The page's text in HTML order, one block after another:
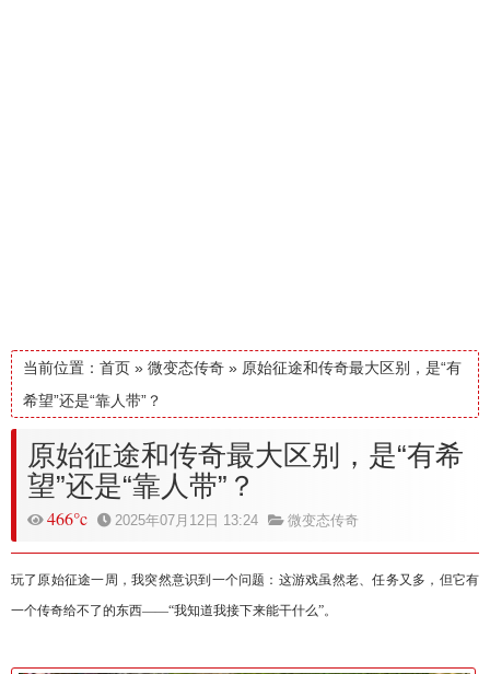
当前位置： 首页 » 微变态传奇 » 原始征途和传奇最大区别，是“有
希望”还是“靠人带”？
原始征途和传奇最大区别，是“有希
望”还是“靠人带”？
466°c 2025年07月12日 13:24 微变态传奇
玩了原始征途一周，我突然意识到一个问题：这游戏虽然老、任务又多，但它有
一个传奇给不了的东西——“我知道我接下来能干什么”。